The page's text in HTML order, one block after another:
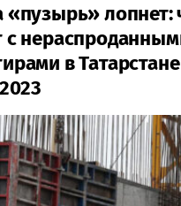
«пузырь» лопнет:
с
в Татарстане